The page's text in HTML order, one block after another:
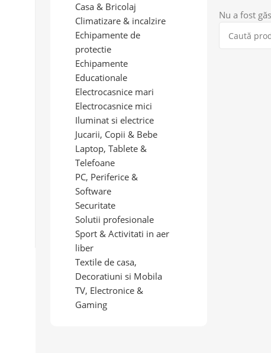
Casa & Bricolaj
Climatizare & incalzire
Echipamente de
protectie
Echipamente
Educationale
Electrocasnice mari
Electrocasnice mici
Iluminat si electrice
Jucarii, Copii & Bebe
Laptop, Tablete &
Telefoane
PC, Periferice &
Software
Securitate
Solutii profesionale
Sport & Activitati in aer
liber
Textile de casa,
Decoratiuni si Mobila
TV, Electronice &
Gaming
Nu a fost